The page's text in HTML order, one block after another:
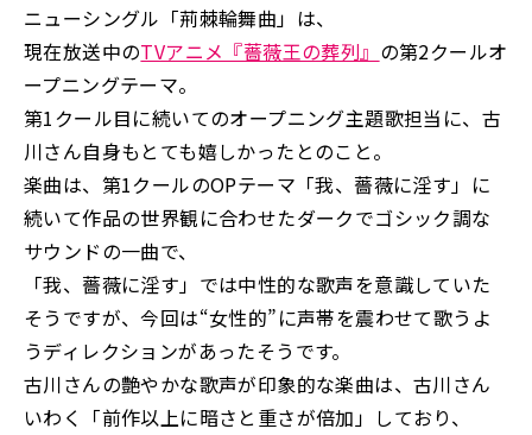
ニューシングル「荊棘輪舞曲」は、
現在放送中のTVアニメ『薔薇王の葬列』 の第2クールオ
ープニングテーマ。
第1クール目に続いてのオープニング主題歌担当に、古
川さん自身もとても嬉しかったとのこと。
楽曲は、第1クールのOPテーマ「我、薔薇に淫す」に
続いて作品の世界観に合わせたダークでゴシック調な
サウンドの一曲で、
「我、薔薇に淫す」では中性的な歌声を意識していた
そうですが、今回は“女性的”に声帯を震わせて歌うよ
うディレクションがあったそうです。
古川さんの艶やかな歌声が印象的な楽曲は、古川さん
いわく「前作以上に暗さと重さが倍加」しており、